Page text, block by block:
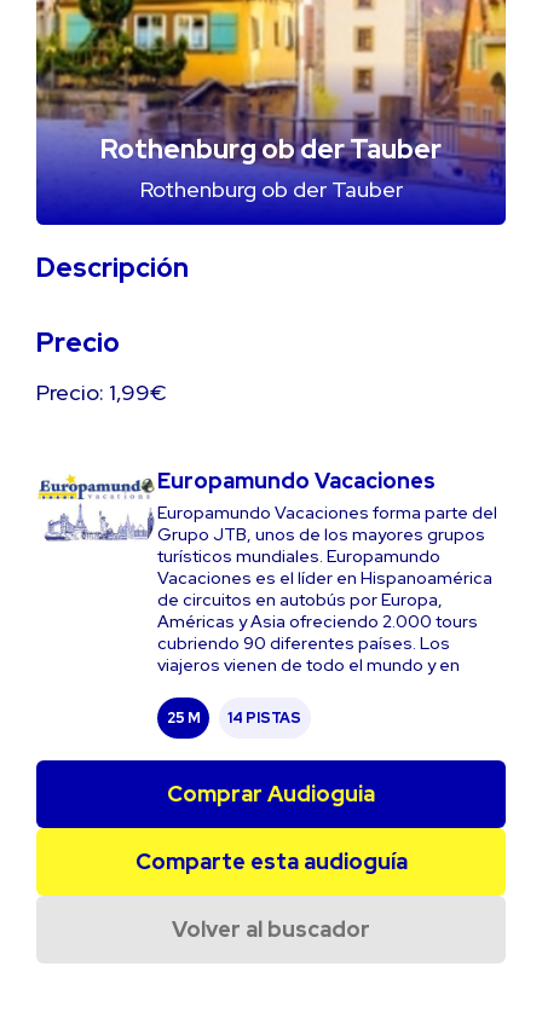
Rothenburg ob der Tauber
Rothenburg ob der Tauber
Descripción
Precio
Precio: 1,99€
Europamundo Vacaciones
Europamundo Vacaciones forma parte del
Grupo JTB, unos de los mayores grupos
turísticos mundiales. Europamundo
Vacaciones es el líder en Hispanoamérica
de circuitos en autobús por Europa,
Américas y Asia ofreciendo 2.000 tours
cubriendo 90 diferentes países. Los
viajeros vienen de todo el mundo y en
25 M 14 PISTAS
Comprar Audioguia
Comparte esta audioguía
Volver al buscador